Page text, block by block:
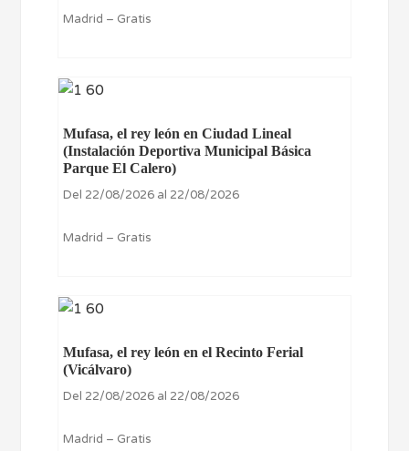
Madrid – Gratis
Mufasa, el rey león en Ciudad Lineal
(Instalación Deportiva Municipal Básica
Parque El Calero)
Del 22/08/2026 al 22/08/2026
Madrid – Gratis
Mufasa, el rey león en el Recinto Ferial
(Vicálvaro)
Del 22/08/2026 al 22/08/2026
Madrid – Gratis